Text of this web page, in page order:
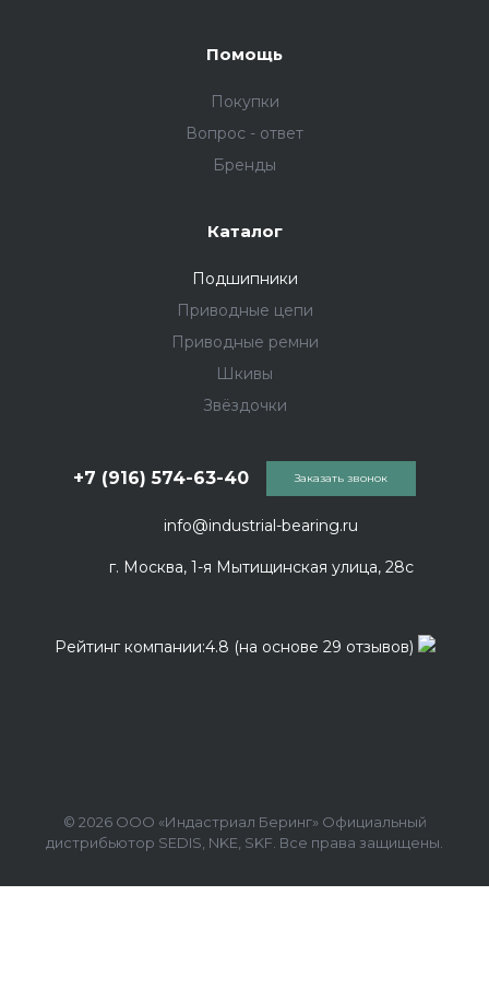
Помощь
Покупки
Вопрос - ответ
Бренды
Каталог
Подшипники
Приводные цепи
Приводные ремни
Шкивы
Звёздочки
info@industrial-bearing.ru
+7 (916) 574-63-40
г. Москва, 1-я Мытищинская улица, 28с
Заказать звонок
Рейтинг компании:4.8 (на основе 29 отзывов)
© 2026 ООО «Индастриал Беринг» Официальный
дистрибьютор SEDIS, NKE, SKF. Все права защищены.